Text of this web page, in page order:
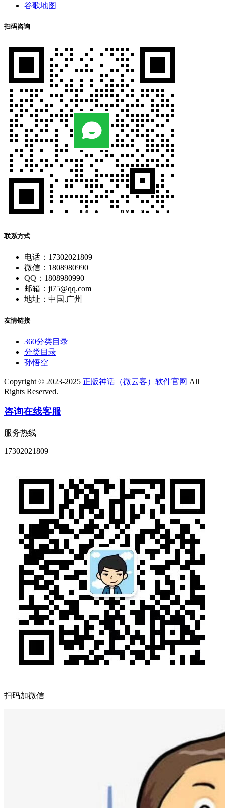
谷歌地图
扫码咨询
联系方式
电话：17302021809
微信：1808980990
QQ：1808980990
邮箱：ji75@qq.com
地址：中国.广州
友情链接
360分类目录
分类目录
孙悟空
Copyright © 2023-2025 正版神话（微云客）软件官网 All
Rights Reserved.
咨询在线客服
服务热线
17302021809
扫码加微信